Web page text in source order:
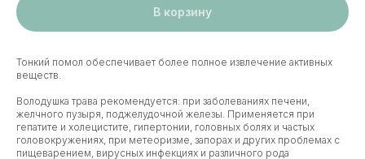
В корзину
Тонкий помол обеспечивает более полное извлечение активных
веществ.
Володушка трава рекомендуется: при заболеваниях печени,
желчного пузыря, поджелудочной железы. Применяется при
гепатите и холецистите, гипертонии, головных болях и частых
головокружениях, при метеоризме, запорах и других проблемах с
пищеварением, вирусных инфекциях и различного рода